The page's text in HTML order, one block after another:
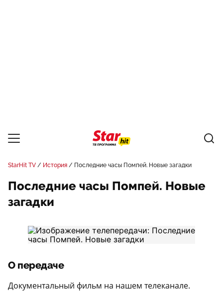
StarHit TV История Последние часы Помпей. Новые загадки
Последние часы Помпей. Новые
загадки
О передаче
Документальный фильм на нашем телеканале.